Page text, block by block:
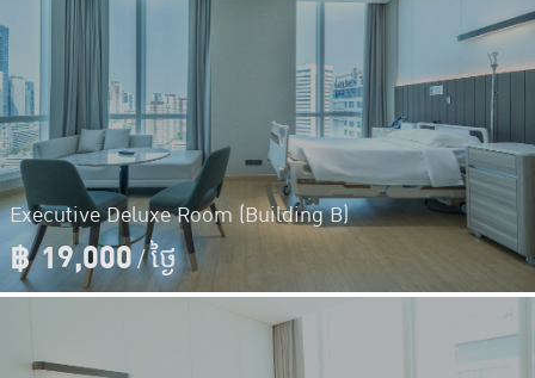
Executive Deluxe Room (Building B)
฿19,000/ ថ្ងៃ